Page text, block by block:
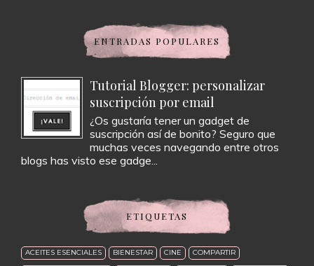
ENTRADAS POPULARES
Tutorial Blogger: personalizar
suscripción por email
¿Os gustaría tener un gadget de
suscripción así de bonito? Seguro que
muchas veces navegando entre otros
blogs has visto ese gadge...
ETIQUETAS
ACEITES ESENCIALES BIENESTAR CINE COMPARTIR